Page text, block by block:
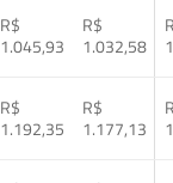
R$
1.045,93
R$
1.032,58
R$
1.192,35
R$
1.177,13